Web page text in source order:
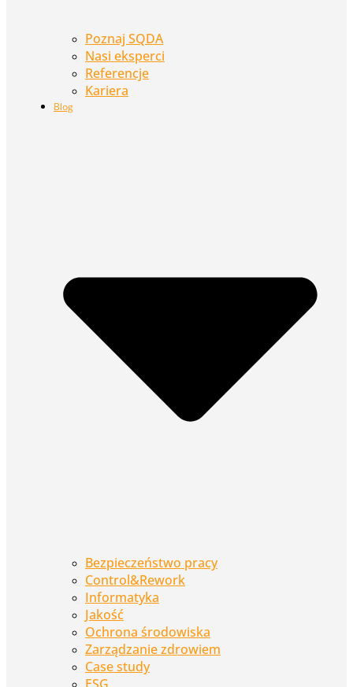
Poznaj SQDA
Nasi eksperci
Referencje
Kariera
Blog
Bezpieczeństwo pracy
Control&Rework
Informatyka
Jakość
Ochrona środowiska
Zarządzanie zdrowiem
Case study
ESG